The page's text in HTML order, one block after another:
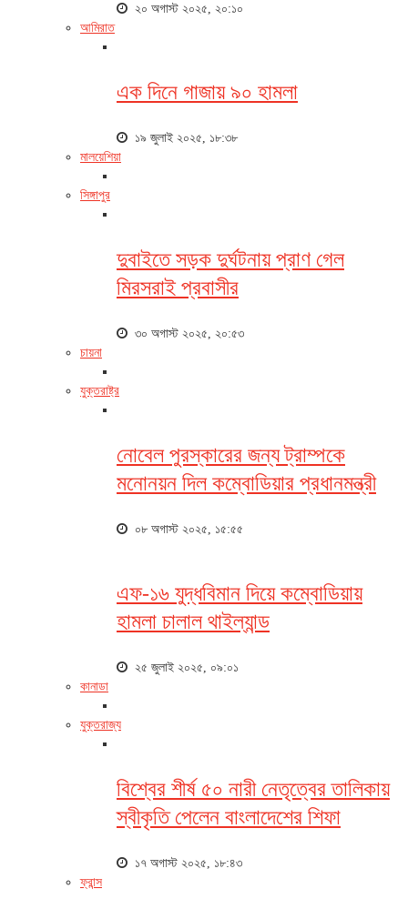
২০ অগাস্ট ২০২৫, ২০:১০
আমিরাত
এক দিনে গাজায় ৯০ হামলা
১৯ জুলাই ২০২৫, ১৮:৩৮
মালয়েশিয়া
সিঙ্গাপুর
দুবাইতে সড়ক দুর্ঘটনায় প্রাণ গেল
মিরসরাই প্রবাসীর
৩০ অগাস্ট ২০২৫, ২০:৫৩
চায়না
যুক্তরাষ্ট্র
নোবেল পুরস্কারের জন্য ট্রাম্পকে
মনোনয়ন দিল কম্বোডিয়ার প্রধানমন্ত্রী
০৮ অগাস্ট ২০২৫, ১৫:৫৫
এফ-১৬ যুদ্ধবিমান দিয়ে কম্বোডিয়ায়
হামলা চালাল থাইল্যান্ড
২৫ জুলাই ২০২৫, ০৯:০১
কানাডা
যুক্তরাজ্য
বিশ্বের শীর্ষ ৫০ নারী নেতৃত্বের তালিকায়
স্বীকৃতি পেলেন বাংলাদেশের শিফা
১৭ অগাস্ট ২০২৫, ১৮:৪৩
ফ্রান্স